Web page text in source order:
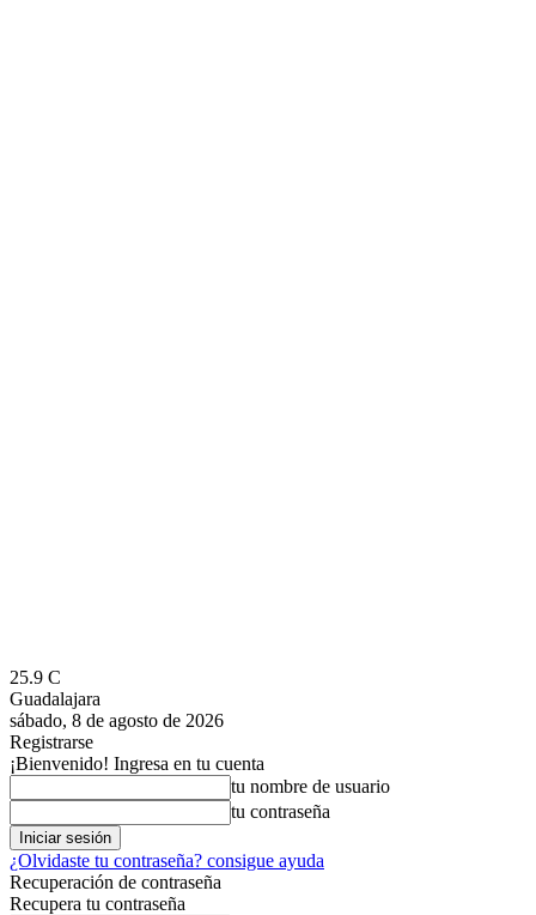
25.9 C
Guadalajara
sábado, 8 de agosto de 2026
Registrarse
¡Bienvenido! Ingresa en tu cuenta
tu nombre de usuario
tu contraseña
¿Olvidaste tu contraseña? consigue ayuda
Recuperación de contraseña
Recupera tu contraseña